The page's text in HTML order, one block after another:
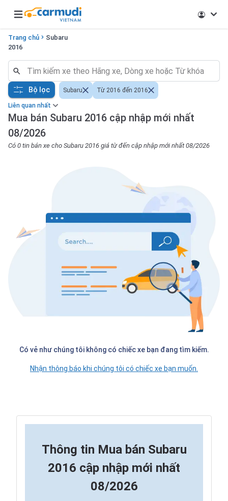
Open main menu
Trang chủ
Subaru
2016
Liên quan nhất
Mua bán Subaru 2016 cập nhập mới nhất
08/2026
Có 0 tin bán xe cho Subaru 2016 giá từ đến cập nhập mới nhất 08/2026
Bộ lọc Subaru Từ 2016 đến 2016
Có vẻ như chúng tôi không có chiếc xe bạn đang tìm kiếm.
Nhận thông báo khi chúng tôi có chiếc xe bạn muốn.
Thông tin Mua bán Subaru
2016 cập nhập mới nhất
08/2026